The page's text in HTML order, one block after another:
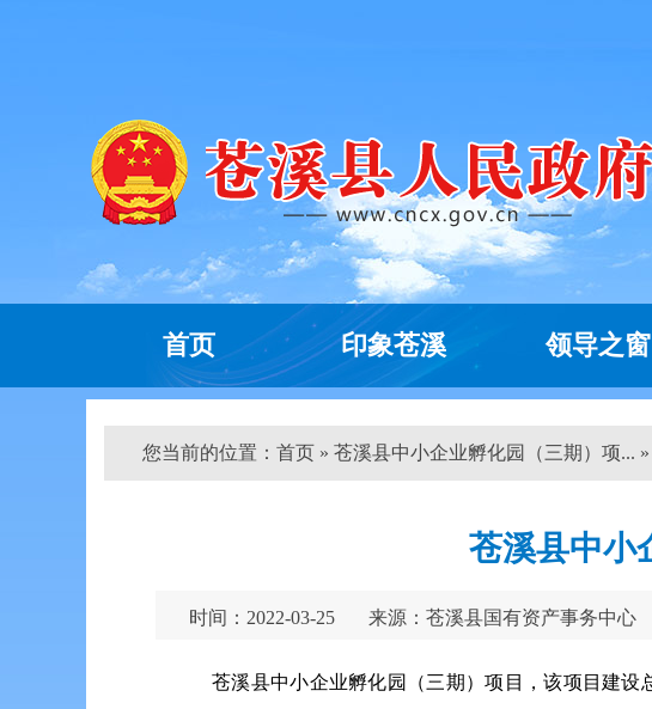
首页 印象苍溪 领导之窗
您当前的位置： 首页 » 苍溪县中小企业孵化园（三期）项...
苍溪县中小
时间：2022-03-25 来源：苍溪县国有资产事务中心
苍溪县中小企业孵化园（三期 ）项目，该项目建设